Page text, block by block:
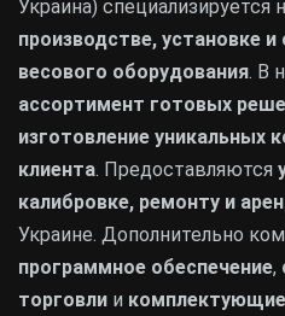
Украина) специализируется
производстве, установке
весового оборудования. В
ассортимент готовых
изготовление уникальных
клиента. Предоставляются
калибровке, ремонту и
Украине. Дополнительно
программное обеспечение,
торговли и